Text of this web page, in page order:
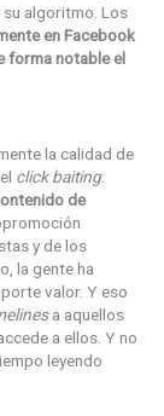
algoritmo. Los
en Facebook
forma notable el
la calidad de
click baiting.
de
y de los
la gente ha
valor. Y eso
a aquellos
a ellos. Y no
leyendo